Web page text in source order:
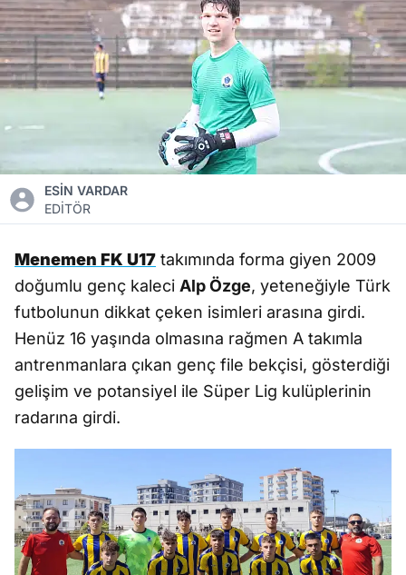
ESİN VARDAR
EDİTÖR
Menemen FK U17 takımında forma giyen 2009
doğumlu genç kaleci Alp Özge, yeteneğiyle Türk
futbolunun dikkat çeken isimleri arasına girdi.
Henüz 16 yaşında olmasına rağmen A takımla
antrenmanlara çıkan genç file bekçisi, gösterdiği
gelişim ve potansiyel ile Süper Lig kulüplerinin
radarına girdi.